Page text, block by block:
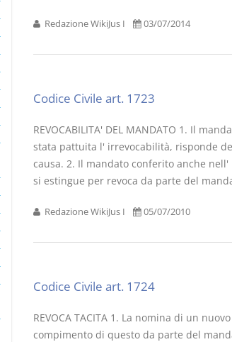
Redazione WikiJus I 03/07/2014
Codice Civile art. 1723
REVOCABILITA' DEL MANDATO 1. Il
stata pattuita l' irrevocabilità, risponde
causa. 2. Il mandato conferito anche
si estingue per revoca da parte del
Redazione WikiJus I 05/07/2010
Codice Civile art. 1724
REVOCA TACITA 1. La nomina di un
compimento di questo da parte del